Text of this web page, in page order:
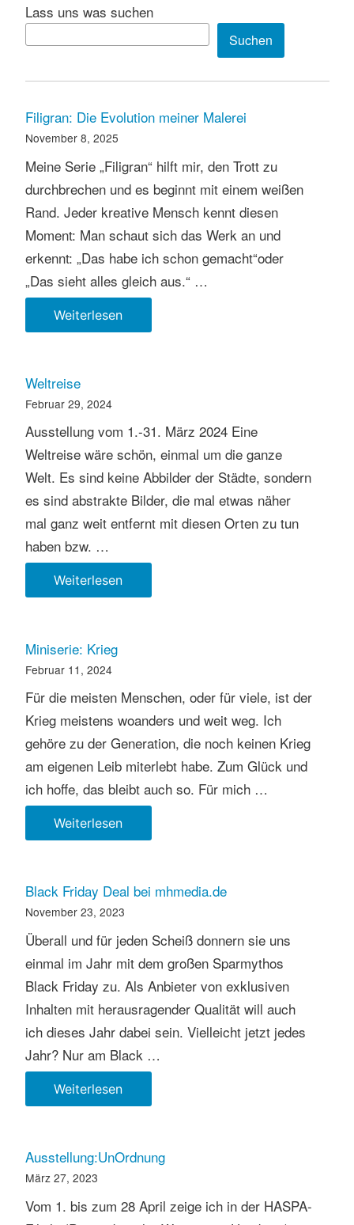
Lass uns was suchen
Suchen
Filigran: Die Evolution meiner Malerei
November 8, 2025
Meine Serie „Filigran“ hilft mir, den Trott zu
durchbrechen und es beginnt mit einem weißen
Rand. Jeder kreative Mensch kennt diesen
Moment: Man schaut sich das Werk an und
erkennt: „Das habe ich schon gemacht“oder
„Das sieht alles gleich aus.“ …
WeiterlesenFiligran:
Die
Weltreise
Februar 29, 2024
Ausstellung vom 1.-31. März 2024 Eine
Weltreise wäre schön, einmal um die ganze
Welt. Es sind keine Abbilder der Städte, sondern
es sind abstrakte Bilder, die mal etwas näher
mal ganz weit entfernt mit diesen Orten zu tun
haben bzw. …
WeiterlesenWeltreise
Miniserie: Krieg
Februar 11, 2024
Für die meisten Menschen, oder für viele, ist der
Krieg meistens woanders und weit weg. Ich
gehöre zu der Generation, die noch keinen Krieg
am eigenen Leib miterlebt habe. Zum Glück und
ich hoffe, das bleibt auch so. Für mich …
WeiterlesenMiniserie:
Krieg
Black Friday Deal bei mhmedia.de
November 23, 2023
Überall und für jeden Scheiß donnern sie uns
einmal im Jahr mit dem großen Sparmythos
Black Friday zu. Als Anbieter von exklusiven
Inhalten mit herausragender Qualität will auch
ich dieses Jahr dabei sein. Vielleicht jetzt jedes
Jahr? Nur am Black …
WeiterlesenBlack
Friday
bei
Ausstellung:UnOrdnung
März 27, 2023
Vom 1. bis zum 28 April zeige ich in der HASPA-